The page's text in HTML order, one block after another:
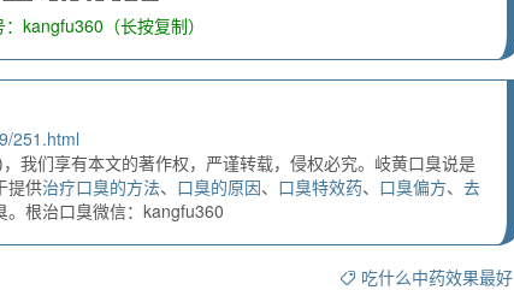
kangfu360（长按复制）
251.html
我们享有本文的著作权，严谨转载，侵权必究。岐黄口臭说是
提供治疗口臭的方法、 口臭的原因、 口臭特效药、 口臭偏方、 去
根治口臭微信：kangfu360
吃什么中药效果最好